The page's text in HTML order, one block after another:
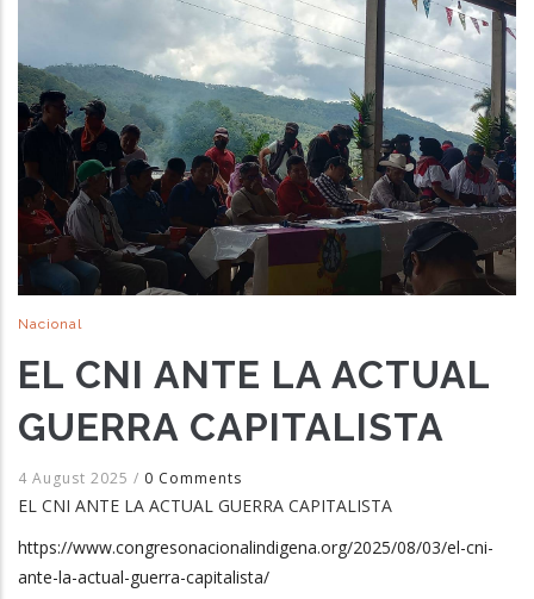
Nacional
EL CNI ANTE LA ACTUAL
GUERRA CAPITALISTA
4 August 2025 / 0 Comments
EL CNI ANTE LA ACTUAL GUERRA CAPITALISTA
https://www.congresonacionalindigena.org/2025/08/03/el-cni-
ante-la-actual-guerra-capitalista/